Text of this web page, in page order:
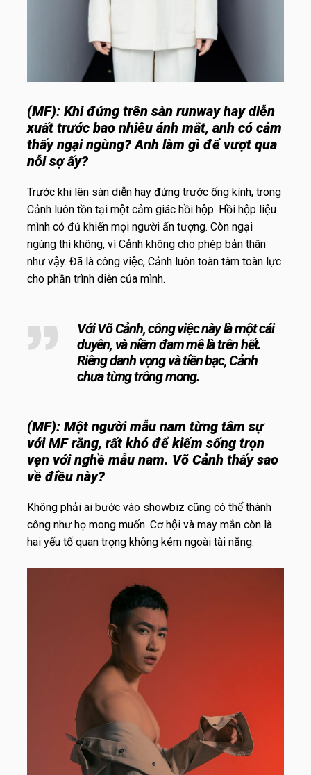
(MF): Khi đứng trên sàn runway hay diễn
xuất trước bao nhiêu ánh mắt, anh có cảm
thấy ngại ngùng? Anh làm gì để vượt qua
nỗi sợ ấy?
Trước khi lên sàn diễn hay đứng trước ống kính, trong
Cảnh luôn tồn tại một cảm giác hồi hộp. Hồi hộp liệu
mình có đủ khiến mọi người ấn tượng. Còn ngại
ngùng thì không, vì Cảnh không cho phép bản thân
như vậy. Đã là công việc, Cảnh luôn toàn tâm toàn lực
cho phần trình diễn của mình.
Với Võ Cảnh, công việc này là một cái
duyên, và niềm đam mê là trên hết.
Riêng danh vọng và tiền bạc, Cảnh
chưa từng trông mong.
(MF): Một người mẫu nam từng tâm sự
với MF rằng, rất khó để kiếm sống trọn
vẹn với nghề mẫu nam. Võ Cảnh thấy sao
về điều này?
Không phải ai bước vào showbiz cũng có thể thành
công như họ mong muốn. Cơ hội và may mắn còn là
hai yếu tố quan trọng không kém ngoài tài năng.